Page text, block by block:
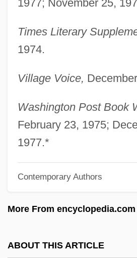
1977; November 25,
Times Literary
1974.
Village Voice,
Washington Post Book
February 23, 1975;
1977.*
Contemporary Authors
More From encyclopedia.com
ABOUT THIS ARTICLE
Schnebli, Dolf
Schnebel, Dieter
Schnarre, Monika 1971–
Schnarch, David M(orris) 1946-
Schnapps
Schnapper, Ber
Schnap(p)s
Schnackenberg, Gjertrud
Schnabel, Timothy B. 1963–